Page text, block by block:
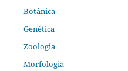
Botânica
Genética
Zoologia
Morfologia